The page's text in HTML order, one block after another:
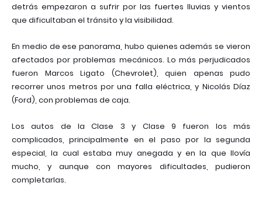
detrás empezaron a sufrir por las fuertes lluvias y vientos
que dificultaban el tránsito y la visibilidad.
En medio de ese panorama, hubo quienes además se vieron
afectados por problemas mecánicos. Lo más perjudicados
fueron Marcos Ligato (Chevrolet), quien apenas pudo
recorrer unos metros por una falla eléctrica, y Nicolás Díaz
(Ford), con problemas de caja.
Los autos de la Clase 3 y Clase 9 fueron los más
complicados, principalmente en el paso por la segunda
especial, la cual estaba muy anegada y en la que llovía
mucho, y aunque con mayores dificultades, pudieron
completarlas.